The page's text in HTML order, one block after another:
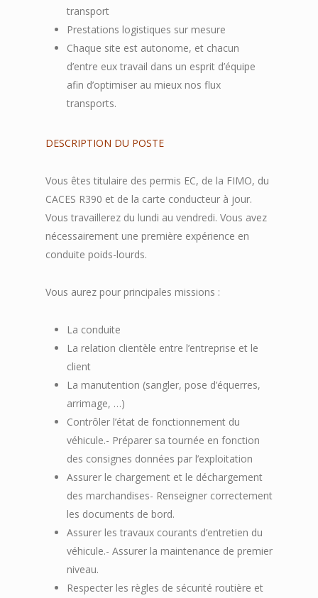
transport
Prestations logistiques sur mesure
Chaque site est autonome, et chacun
d’entre eux travail dans un esprit d’équipe
afin d’optimiser au mieux nos flux
transports.
DESCRIPTION DU POSTE
Vous êtes titulaire des permis EC, de la FIMO, du
CACES R390 et de la carte conducteur à jour.
Vous travaillerez du lundi au vendredi. Vous avez
nécessairement une première expérience en
conduite poids-lourds.
Vous aurez pour principales missions :
La conduite
La relation clientèle entre l’entreprise et le
client
La manutention (sangler, pose d’équerres,
arrimage, …)
Contrôler l’état de fonctionnement du
véhicule.- Préparer sa tournée en fonction
des consignes données par l’exploitation
Assurer le chargement et le déchargement
des marchandises- Renseigner correctement
les documents de bord.
Assurer les travaux courants d’entretien du
véhicule.- Assurer la maintenance de premier
niveau.
Respecter les règles de sécurité routière et